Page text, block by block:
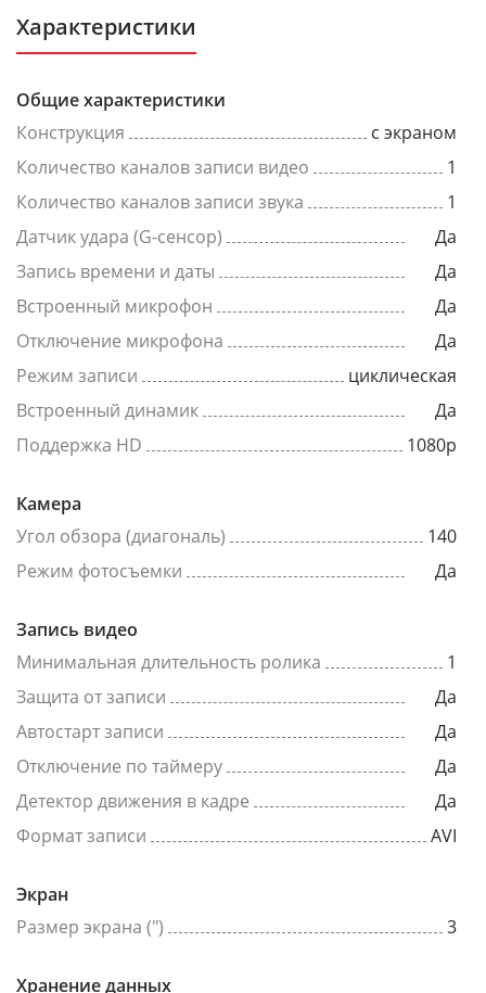
Характеристики
Общие характеристики
Конструкция
с экраном
Количество каналов записи видео
1
Количество каналов записи звука
1
Датчик удара (G-сенсор)
Да
Запись времени и даты
Да
Встроенный микрофон
Да
Отключение микрофона
Да
Режим записи
циклическая
Встроенный динамик
Да
Поддержка HD
1080p
Камера
Угол обзора (диагональ)
140
Режим фотосъемки
Да
Запись видео
Минимальная длительность ролика
1
Защита от записи
Да
Автостарт записи
Да
Отключение по таймеру
Да
Детектор движения в кадре
Да
Формат записи
AVI
Экран
Размер экрана (")
3
Хранение данных